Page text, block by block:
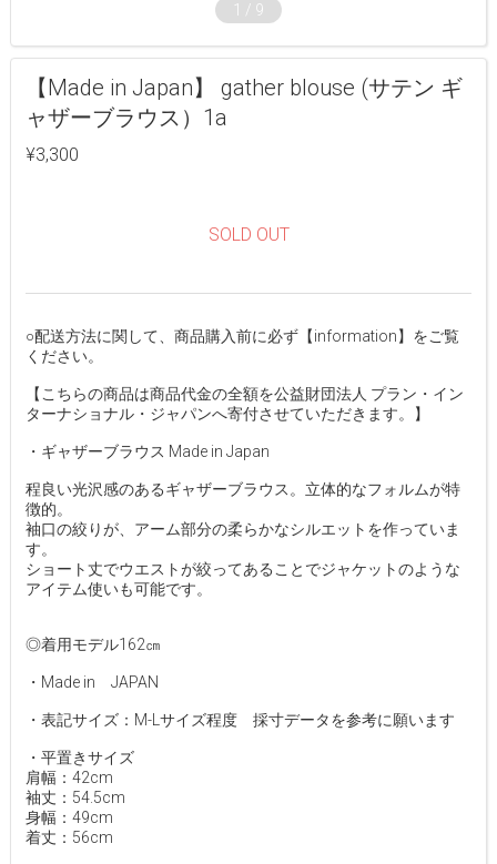
1 / 9
【Made in Japan】 gather blouse (サテン ギ
ャザーブラウス）1a
¥3,300
SOLD OUT
○配送方法に関して、商品購入前に必ず【information】をご覧
ください。
【こちらの商品は商品代金の全額を公益財団法人 プラン・イン
ターナショナル・ジャパンへ寄付させていただきます。】
・ギャザーブラウス Made in Japan
程良い光沢感のあるギャザーブラウス。立体的なフォルムが特
徴的。
袖口の絞りが、アーム部分の柔らかなシルエットを作っていま
す。
ショート丈でウエストが絞ってあることでジャケットのような
アイテム使いも可能です。
◎着用モデル162㎝
・Made in JAPAN
・表記サイズ：M-Lサイズ程度 採寸データを参考に願います
・平置きサイズ
肩幅：42cm
袖丈：54.5cm
身幅：49cm
着丈：56cm